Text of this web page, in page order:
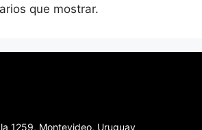
que mostrar.
1259, Montevideo, Uruguay